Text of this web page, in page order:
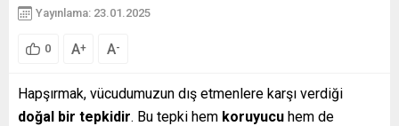
Yayınlama: 23.01.2025
0 A+ A-
Hapşırmak, vücudumuzun dış etmenlere karşı verdiği
doğal bir tepkidir. Bu tepki hem koruyucu hem de